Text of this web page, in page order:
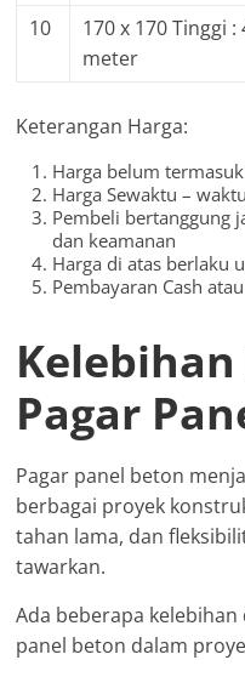
10
170 x 170 Tinggi :
meter
Keterangan Harga:
Harga belum
Harga Sewaktu –
Pembeli bertanggung
dan keamanan
Harga di atas berlaku
Pembayaran Cash
Pagar
Pagar panel beton
berbagai proyek
tahan lama, dan
tawarkan.
Ada beberapa
panel beton dalam